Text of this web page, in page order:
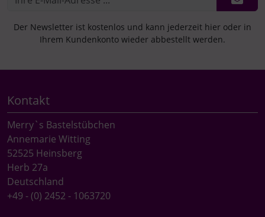
Der Newsletter ist kostenlos und kann jederzeit hier oder in
Ihrem Kundenkonto wieder abbestellt werden.
Kontakt
Merry`s Bastelstübchen
Annemarie Witting
52525 Heinsberg
Herb 27a
Deutschland
+49 - (0) 2452 - 1063720